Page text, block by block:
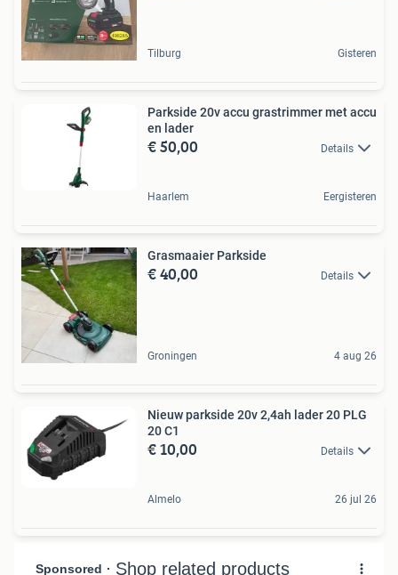
Tilburg Gisteren
Parkside 20v accu grastrimmer met accu
en lader
€ 50,00 Details
Haarlem Eergisteren
Grasmaaier Parkside
€ 40,00 Details
Groningen 4 aug 26
Nieuw parkside 20v 2,4ah lader 20 PLG
20 C1
€ 10,00 Details
Almelo 26 jul 26